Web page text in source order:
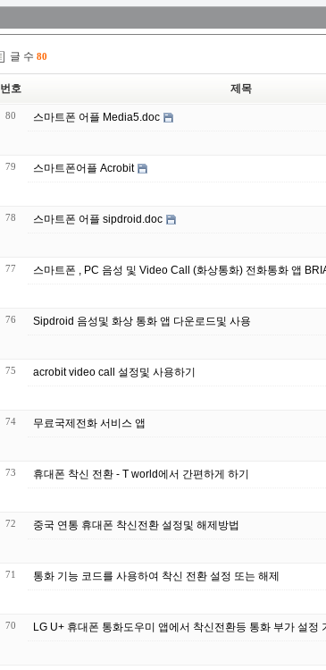
글 수 80
번호 제목
80 스마트폰 어플 Media5.doc
79 스마트폰어플 Acrobit
78 스마트폰 어플 sipdroid.doc
77 스마트폰 , PC 음성 및 Video Call (화상통화) 전화통화 앱
76 Sipdroid 음성및 화상 통화 앱 다운로드및 사용
75 acrobit video call 설정및 사용하기
74 무료국제전화 서비스 앱
73 휴대폰 착신 전환 - T world에서 간편하게 하기
72 중국 연통 휴대폰 착신전환 설정및 해제방법
71 통화 기능 코드를 사용하여 착신 전환 설정 또는 해제
70 LG U+ 휴대폰 통화도우미 앱에서 착신전환등 통화 부가 설정